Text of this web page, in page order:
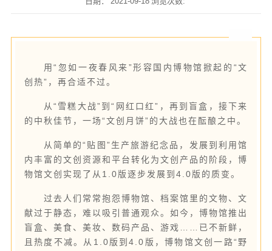
用“忽如一夜春风来”形容国内博物馆掀起的“文
创热”，再合适不过。
从“雪糕大战”到“网红口红”，再到盲盒，接下来
的中秋佳节，一场“文创月饼”的大战也在酝酿之中。
从简单的“贴图”生产旅游纪念品，发展到利用馆
内丰富的文创资源和平台转化为文创产品的阶段，博
物馆文创实现了从1.0版逐步发展到4.0版的质变。
过去人们常常抱怨博物馆、档案馆里的文物、文
献过于静态，难以吸引普通观众。如今，博物馆推出
盲盒、美食、美妆、数码产品、游戏……已不新鲜，
且热度不减。从1.0版到4.0版，博物馆文创一路“野